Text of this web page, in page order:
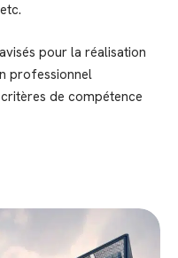
pour la réalisation
professionnel
de compétence